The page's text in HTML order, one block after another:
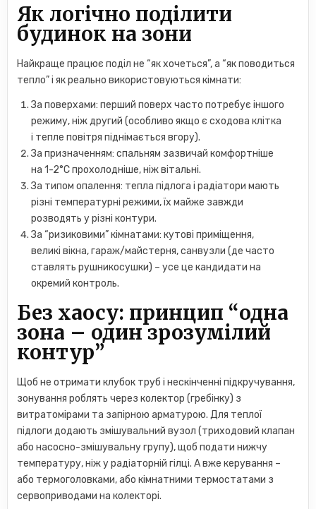
Як логічно поділити
будинок на зони
Найкраще працює поділ не “як хочеться”, а “як поводиться
тепло” і як реально використовуються кімнати:
За поверхами: перший поверх часто потребує іншого
режиму, ніж другий (особливо якщо є сходова клітка
і тепле повітря піднімається вгору).
За призначенням: спальням зазвичай комфортніше
на 1-2°C прохолодніше, ніж вітальні.
За типом опалення: тепла підлога і радіатори мають
різні температурні режими, їх майже завжди
розводять у різні контури.
За “ризиковими” кімнатами: кутові приміщення,
великі вікна, гараж/майстерня, санвузли (де часто
ставлять рушникосушки) – усе це кандидати на
окремий контроль.
Без хаосу: принцип “одна
зона – один зрозумілий
контур”
Щоб не отримати клубок труб і нескінченні підкручування,
зонування роблять через колектор (гребінку) з
витратомірами та запірною арматурою. Для теплої
підлоги додають змішувальний вузол (триходовий клапан
або насосно-змішувальну групу), щоб подати нижчу
температуру, ніж у радіаторній гілці. А вже керування –
або термоголовками, або кімнатними термостатами з
сервоприводами на колекторі.